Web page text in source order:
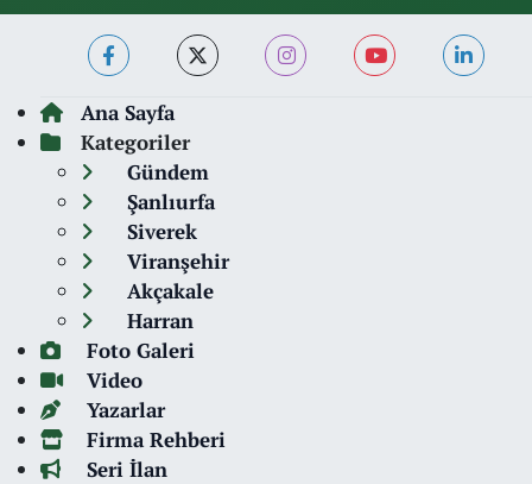
Ana Sayfa
Kategoriler
Gündem
Şanlıurfa
Siverek
Viranşehir
Akçakale
Harran
Foto Galeri
Video
Yazarlar
Firma Rehberi
Seri İlan